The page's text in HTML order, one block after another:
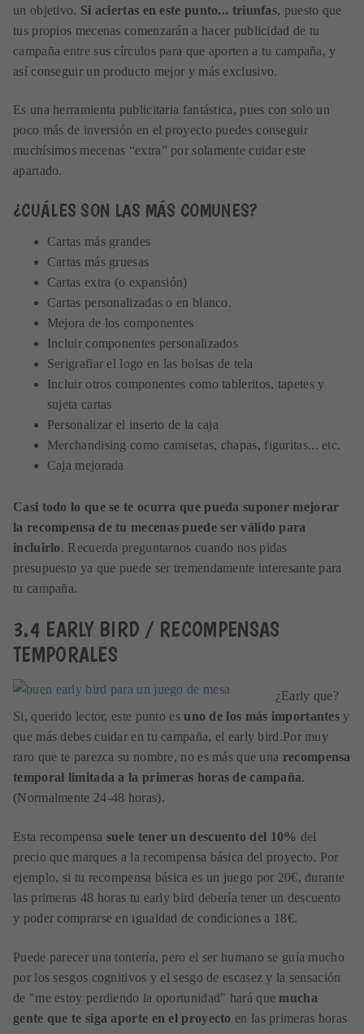
un objetivo. Si aciertas en este punto... triunfas, puesto que
tus propios mecenas comenzarán a hacer publicidad de tu
campaña entre sus círculos para que aporten a tu campaña, y
así conseguir un producto mejor y más exclusivo.
Es una herramienta publicitaria fantástica, pues con solo un
poco más de inversión en el proyecto puedes conseguir
muchísimos mecenas “extra” por solamente cuidar este
apartado.
¿CUÁLES SON LAS MÁS COMUNES?
Cartas más grandes
Cartas más gruesas
Cartas extra (o expansión)
Cartas personalizadas o en blanco.
Mejora de los componentes
Incluir componentes personalizados
Serigrafiar el logo en las bolsas de tela
Incluir otros componentes como tableritos, tapetes y
sujeta cartas
Personalizar el inserto de la caja
Merchandising como camisetas, chapas, figuritas... etc.
Caja mejorada
Casi todo lo que se te ocurra que pueda suponer mejorar
la recompensa de tu mecenas puede ser válido para
incluirlo. Recuerda preguntarnos cuando nos pidas
presupuesto ya que puede ser tremendamente interesante para
tu campaña.
3.4 EARLY BIRD / RECOMPENSAS
TEMPORALES
¿Early que?
Si, querido lector, este punto esuno de los más importantes y
que más debes cuidar en tu campaña, el early bird.Por muy
raro que te parezca su nombre, no es más que una recompensa
temporal limitada a la primeras horas de campaña.
(Normalmente 24-48 horas).
Esta recompensa suele tener un descuento del 10% del
precio que marques a la recompensa básica del proyecto. Por
ejemplo, si tu recompensa básica es un juego por 20€, durante
las primeras 48 horas tu early bird debería tener un descuento
y poder comprarse en igualdad de condiciones a 18€.
Puede parecer una tontería, pero el ser humano se guía mucho
por los sesgos cognitivos y el sesgo de escasez y la sensación
de "me estoy perdiendo la oportunidad" hará que mucha
gente que te siga aporte en el proyecto en las primeras horas